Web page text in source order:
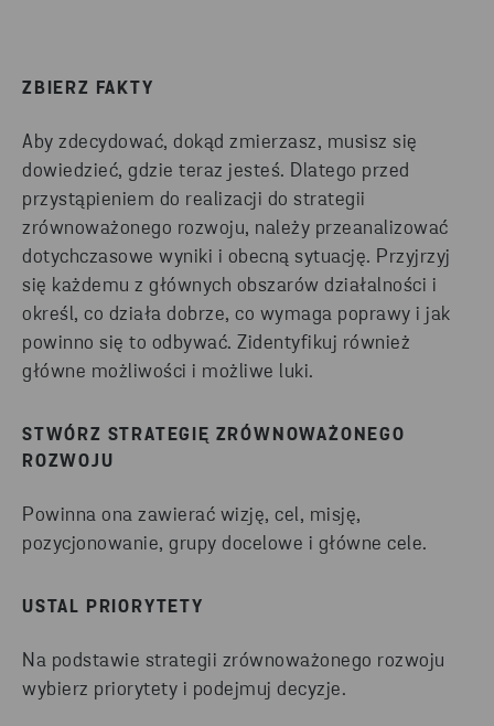
ZBIERZ FAKTY
Aby zdecydować, dokąd zmierzasz, musisz się
dowiedzieć, gdzie teraz jesteś. Dlatego przed
przystąpieniem do realizacji do strategii
zrównoważonego rozwoju, należy przeanalizować
dotychczasowe wyniki i obecną sytuację. Przyjrzyj
się każdemu z głównych obszarów działalności i
określ, co działa dobrze, co wymaga poprawy i jak
powinno się to odbywać. Zidentyfikuj również
główne możliwości i możliwe luki.
STWÓRZ STRATEGIĘ ZRÓWNOWAŻONEGO
ROZWOJU
Powinna ona zawierać wizję, cel, misję,
pozycjonowanie, grupy docelowe i główne cele.
USTAL PRIORYTETY
Na podstawie strategii zrównoważonego rozwoju
wybierz priorytety i podejmuj decyzje.